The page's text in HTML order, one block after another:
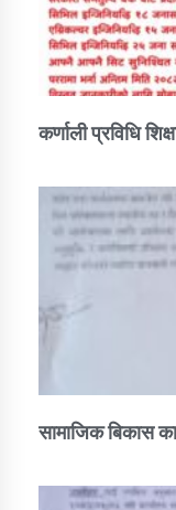
कर्णाली प्रविधि
सामाजिक बिकास